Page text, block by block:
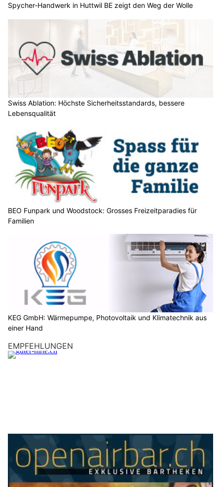
Spycher-Handwerk in Huttwil BE zeigt den Weg der Wolle
Swiss Ablation: Höchste Sicherheitsstandards, bessere
Lebensqualität
BEO Funpark und Woodstock: Grosses Freizeitparadies für
Familien
KEG GmbH: Wärmepumpe, Photovoltaik und Klimatechnik aus
einer Hand
EMPFEHLUNGEN